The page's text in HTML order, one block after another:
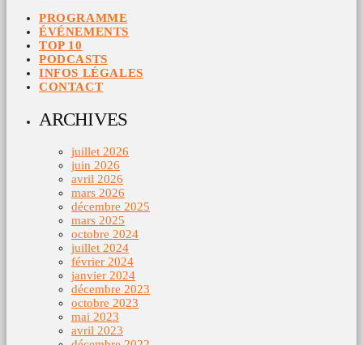
PROGRAMME
ÉVÉNEMENTS
TOP 10
PODCASTS
INFOS LÉGALES
CONTACT
ARCHIVES
juillet 2026
juin 2026
avril 2026
mars 2026
décembre 2025
mars 2025
octobre 2024
juillet 2024
février 2024
janvier 2024
décembre 2023
octobre 2023
mai 2023
avril 2023